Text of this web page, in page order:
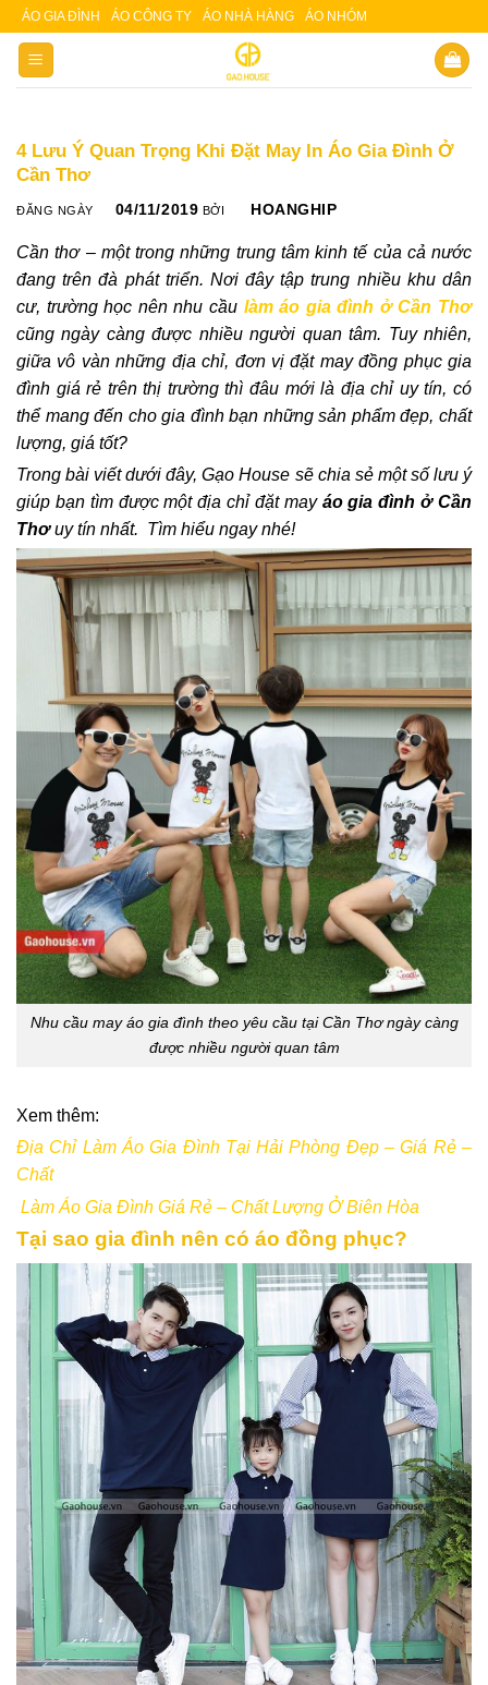
Skip
content
ÁO GIA ĐÌNH ÁO CÔNG TY ÁO NHÀ HÀNG ÁO NHÓM
4 Lưu Ý Quan Trọng Khi Đặt May In Áo Gia Đình Ở
Cần Thơ
ĐĂNG NGÀY 04/11/2019 BỞI HOANGHIP
Cần thơ – một trong những trung tâm kinh tế của cả nước
đang trên đà phát triển. Nơi đây tập trung nhiều khu dân
cư, trường học nên nhu cầulàm áo gia đình ở Cần Thơ
cũng ngày càng được nhiều người quan tâm. Tuy nhiên,
giữa vô vàn những địa chỉ, đơn vị đặt may đồng phục gia
đình giá rẻ trên thị trường thì đâu mới là địa chỉ uy tín, có
thể mang đến cho gia đình bạn những sản phẩm đẹp, chất
lượng, giá tốt?
Trong bài viết dưới đây, Gạo House sẽ chia sẻ một số lưu ý
giúp bạn tìm được một địa chỉ đặt may áo gia đình ở Cần
Thơuy tín nhất. Tìm hiểu ngay nhé!
Nhu cầu may áo gia đình theo yêu cầu tại Cần Thơ ngày càng
được nhiều người quan tâm
Xem thêm:
Địa Chỉ Làm Áo Gia Đình Tại Hải Phòng Đẹp – Giá Rẻ –
Chất
Làm Áo Gia Đình Giá Rẻ – Chất Lượng Ở Biên Hòa
Tại sao gia đình nên có áo đồng phục?